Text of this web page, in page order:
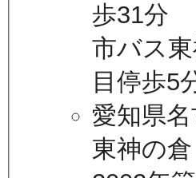
歩31分
市バス
目停歩5
愛知県
東神の倉